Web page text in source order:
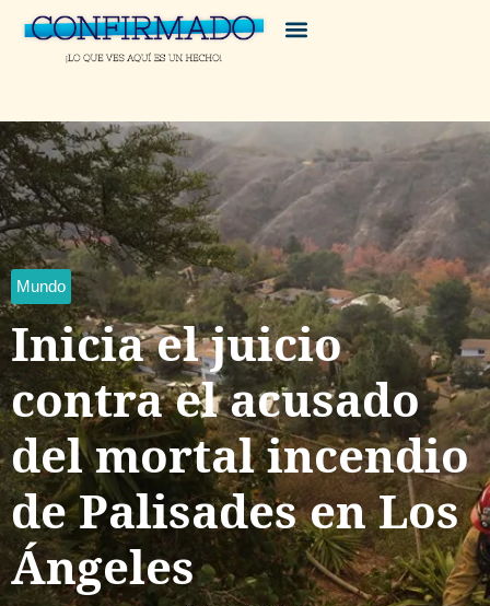
Mundo
Inicia el juicio
contra el acusado
del mortal incendio
de Palisades en Los
Ángeles